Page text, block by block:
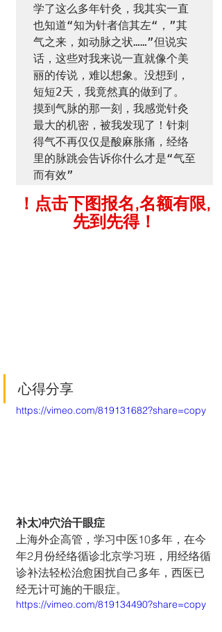
学了这么多年针灸，我其实一直
也知道“知为针者信其左“，”其
气之来，如动脉之状……”但说实
话，这些对我来说一直就像个美
丽的传说，难以想象。没想到，
短短2天，我竟然真的做到了。
摸到气脉的那一刻，我感觉针灸
最大的机密，被我发现了！针刺
得气不再仅仅是酸麻胀痛，经络
里的脉跳会告诉你什么才是“气至
！点击下图报名,名额有限,
先到先得！
心得分享
https://vimeo.com/819131682?share=copy
补太冲穴治干眼症
上海外企高管，学习中医10多年，在今
年2月份经络循诊北京学习班，用经络循
诊补法轻松治愈困扰自己多年，西医已
经无计可施的干眼症。
https://vimeo.com/819134490?share=copy